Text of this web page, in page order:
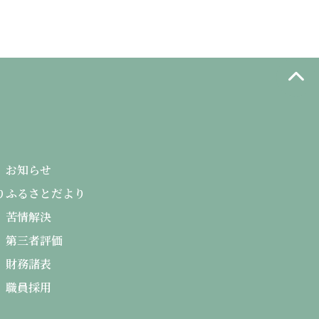
お知らせ
ふるさとだより
苦情解決
第三者評価
財務諸表
職員採用